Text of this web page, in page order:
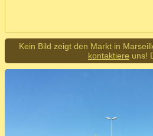
Kein Bild zeigt den Markt in
kontaktiere uns!